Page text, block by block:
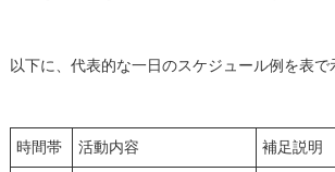
以下に、代表的な一日のスケジュール例を表で
時間帯 活動内容 補足説明